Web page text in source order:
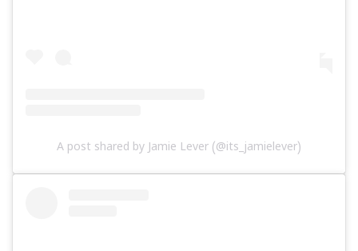
A post shared by Jamie Lever (@its_jamielever)